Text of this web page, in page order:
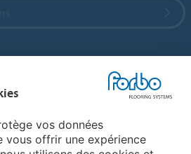
vos données
vous offrir une expérience